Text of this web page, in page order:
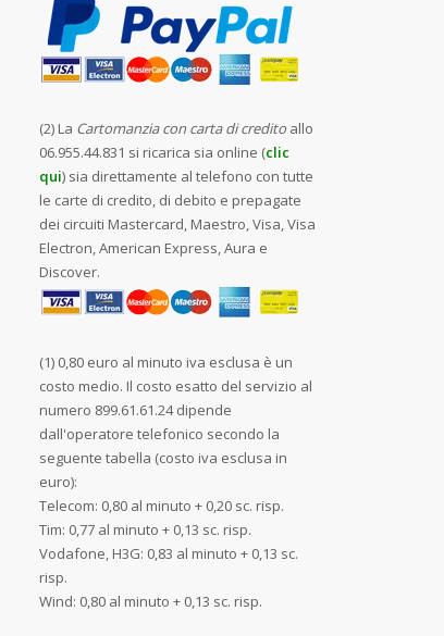
(2) La Cartomanzia con carta di credito allo
06.955.44.831 si ricarica sia online (clic
qui) sia direttamente al telefono con tutte
le carte di credito, di debito e prepagate
dei circuiti Mastercard, Maestro, Visa, Visa
Electron, American Express, Aura e
Discover.
(1) 0,80 euro al minuto iva esclusa è un
costo medio. Il costo esatto del servizio al
numero 899.61.61.24 dipende
dall'operatore telefonico secondo la
seguente tabella (costo iva esclusa in
euro):
Telecom: 0,80 al minuto + 0,20 sc. risp.
Tim: 0,77 al minuto + 0,13 sc. risp.
Vodafone, H3G: 0,83 al minuto + 0,13 sc.
risp.
Wind: 0,80 al minuto + 0,13 sc. risp.